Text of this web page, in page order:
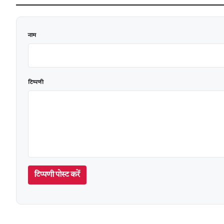
नाम
टिप्पणी
टिप्पणी पोस्ट करें